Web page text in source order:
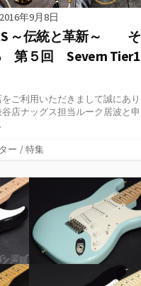
2016年9月8日
～伝統と革新～ そ
第５回 Severn Tier1
ご利用いただきまして誠にあり
店ナッグス担当ルーク居波と申
ー / 特集